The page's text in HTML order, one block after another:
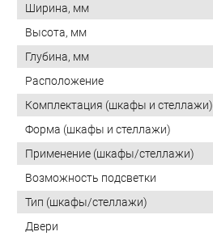
Ширина, мм
Высота, мм
Глубина, мм
Расположение
Комплектация (шкафы и стеллажи)
Форма (шкафы и стеллажи)
Применение (шкафы/стеллажи)
Возможность подсветки
Тип (шкафы/стеллажи)
Двери